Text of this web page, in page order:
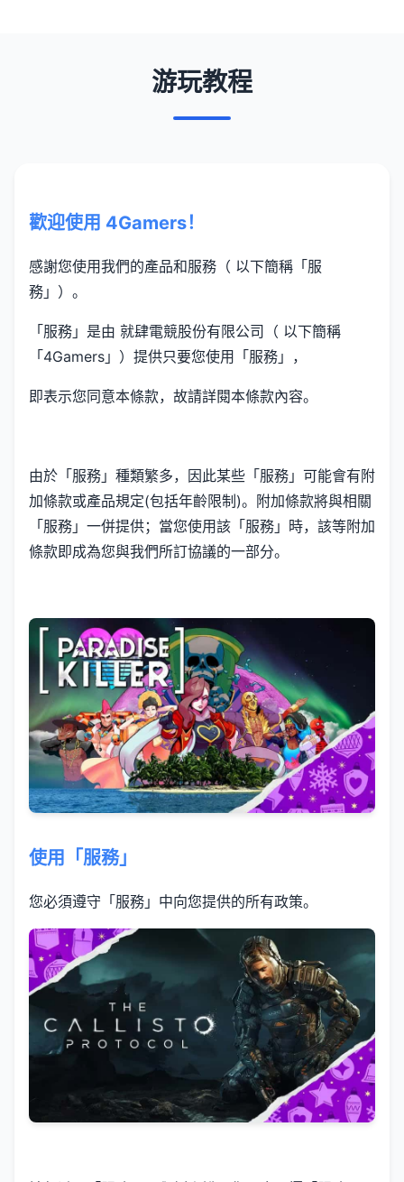
游玩教程
歡迎使用 4Gamers！
感謝您使用我們的產品和服務（ 以下簡稱「服
務」）。
「服務」是由 就肆電競股份有限公司（ 以下簡稱
「4Gamers」）提供只要您使用「服務」，
即表示您同意本條款，故請詳閱本條款內容。
由於「服務」種類繁多，因此某些「服務」可能會有附
加條款或產品規定(包括年齡限制)。附加條款將與相關
「服務」一併提供；當您使用該「服務」時，該等附加
條款即成為您與我們所訂協議的一部分。
使用「服務」
您必須遵守「服務」中向您提供的所有政策。